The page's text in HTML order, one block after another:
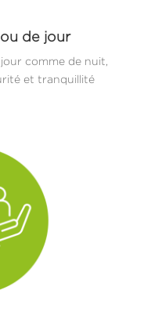
de jour
comme de nuit,
et tranquillité